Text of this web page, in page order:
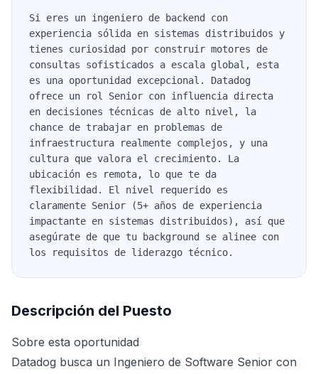
Si eres un ingeniero de backend con
experiencia sólida en sistemas distribuidos y
tienes curiosidad por construir motores de
consultas sofisticados a escala global, esta
es una oportunidad excepcional. Datadog
ofrece un rol Senior con influencia directa
en decisiones técnicas de alto nivel, la
chance de trabajar en problemas de
infraestructura realmente complejos, y una
cultura que valora el crecimiento. La
ubicación es remota, lo que te da
flexibilidad. El nivel requerido es
claramente Senior (5+ años de experiencia
impactante en sistemas distribuidos), así que
asegúrate de que tu background se alinee con
los requisitos de liderazgo técnico.
Descripción del Puesto
Sobre esta oportunidad
Datadog busca un Ingeniero de Software Senior con